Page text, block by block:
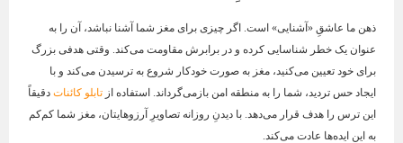
ذهن ما عاشقِ «آشنایی» است. اگر چیزی برای مغز شما آشنا نباشد، آن را به
عنوان یک خطر شناسایی کرده و در برابرش مقاومت می‌کند. وقتی هدفی بزرگ
برای خود تعیین می‌کنید، مغز به صورت خودکار شروع به ترسیدن می‌کند و با
ایجاد حس تردید، شما را به منطقه امن بازمی‌گرداند. استفاده از تابلو کائنات دقیقاً
این ترس را هدف قرار می‌دهد. با دیدنِ روزانه تصاویرِ آرزوهایتان، مغز شما کم‌کم
به این ایده‌ها عادت می‌کند.